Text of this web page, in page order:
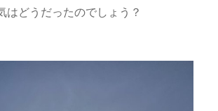
はどうだったのでしょう？